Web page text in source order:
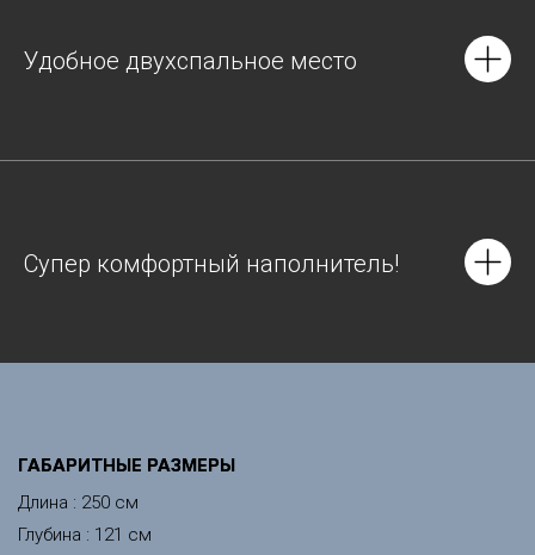
Удобное двухспальное место
Супер комфортный наполнитель!
ГАБАРИТНЫЕ РАЗМЕРЫ
Длина : 250 см
Глубина : 121 см